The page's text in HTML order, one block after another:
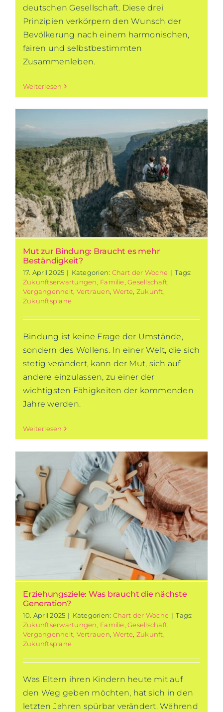
deutschen Gesellschaft. Diese drei
Prinzipien verkörpern den Wunsch der
Bevölkerung nach einem harmonischen,
fairen und selbstbestimmten
Zusammenleben.
Weiterlesen
Mut zur Bindung: Braucht es mehr
Beständigkeit?
17. April 2025 | Kategorien: Chart der Woche | Tags:
Zukunftserwartungen, Familie,Gesellschaft,
Vergangenheit, Vertrauen,Werte, Zukunft,
Zukunftspläne
Bindung ist keine Frage der Umstände,
sondern des Wollens. In einer Welt, die sich
stetig verändert, kann der Mut, sich auf
andere einzulassen, zu einer der
wichtigsten Fähigkeiten der kommenden
Jahre werden.
Weiterlesen
Erziehungsziele: Was braucht die nächste
Generation?
10. April 2025 | Kategorien: Chart der Woche | Tags:
Zukunftserwartungen, Familie,Gesellschaft,
Vergangenheit, Vertrauen,Werte, Zukunft,
Zukunftspläne
Was Eltern ihren Kindern heute mit auf
den Weg geben möchten, hat sich in den
letzten Jahren spürbar verändert. Während